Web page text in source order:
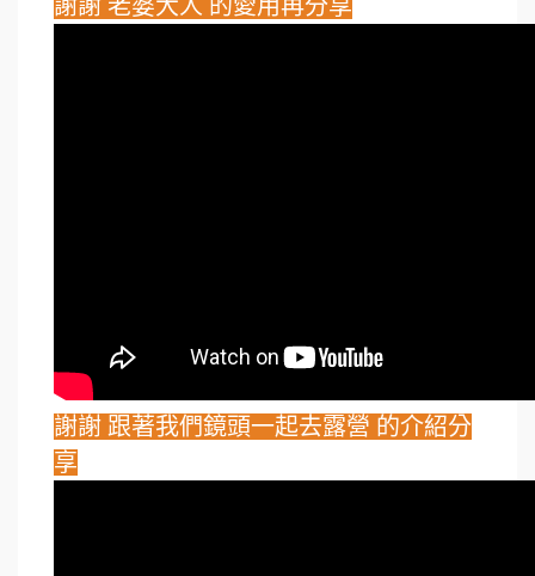
謝謝 老婆大人 的愛用再分享
謝謝 跟著我們鏡頭一起去露營 的介紹分
享